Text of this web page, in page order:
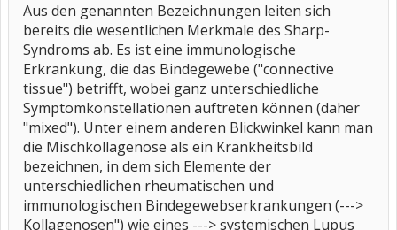
Aus den genannten Bezeichnungen leiten sich
bereits die wesentlichen Merkmale des Sharp-
Syndroms ab. Es ist eine immunologische
Erkrankung, die das Bindegewebe ("connective
tissue") betrifft, wobei ganz unterschiedliche
Symptomkonstellationen auftreten können (daher
"mixed"). Unter einem anderen Blickwinkel kann man
die Mischkollagenose als ein Krankheitsbild
bezeichnen, in dem sich Elemente der
unterschiedlichen rheumatischen und
immunologischen Bindegewebserkrankungen (--->
Kollagenosen") wie eines ---> systemischen Lupus